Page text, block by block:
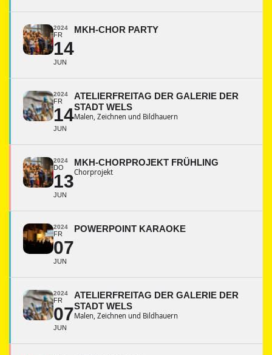
2024
FR
14
JUN
MKH-CHOR PARTY
2024
FR
14
JUN
ATELIERFREITAG DER GALERIE DER
STADT WELS
Malen, Zeichnen und Bildhauern
2024
DO
13
JUN
MKH-CHORPROJEKT FRÜHLING
Chorprojekt
2024
FR
07
JUN
POWERPOINT KARAOKE
2024
FR
07
JUN
ATELIERFREITAG DER GALERIE DER
STADT WELS
Malen, Zeichnen und Bildhauern